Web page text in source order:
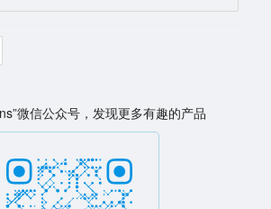
微信公众号，发现更多有趣的产品